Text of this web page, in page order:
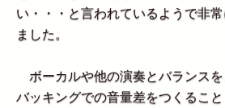
い・・・と言われているようで非
ました。
ボーカルや他の演奏とバランスを
バッキングでの音量差をつくるこ